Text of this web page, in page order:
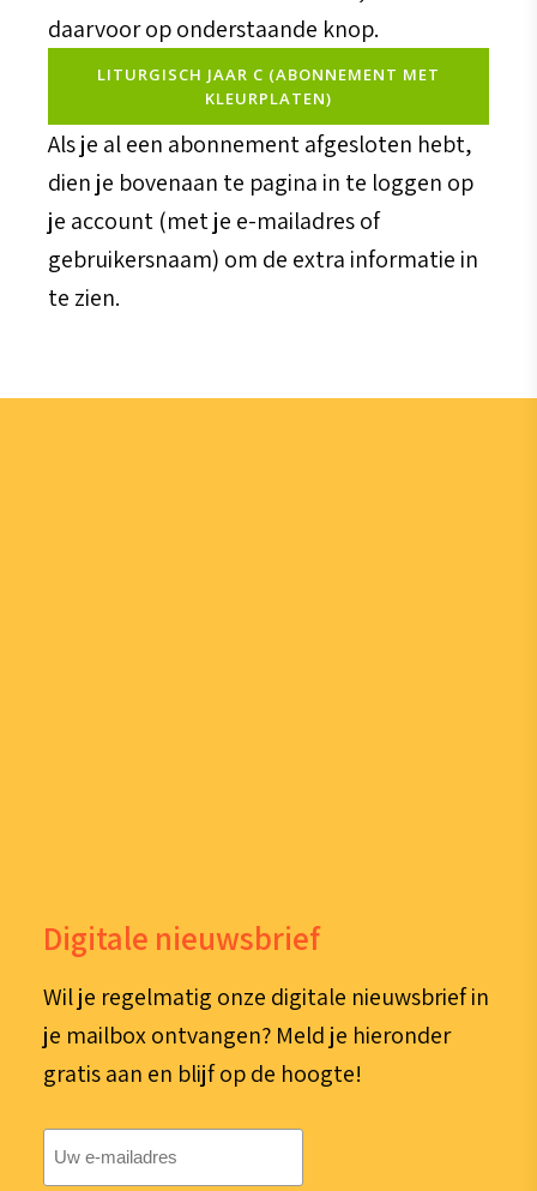
daarvoor op onderstaande knop.
LITURGISCH JAAR C (ABONNEMENT MET
KLEURPLATEN)
Als je al een abonnement afgesloten hebt,
dien je bovenaan te pagina in te loggen op
je account (met je e-mailadres of
gebruikersnaam) om de extra informatie in
te zien.
Digitale nieuwsbrief
Wil je regelmatig onze digitale nieuwsbrief in
je mailbox ontvangen? Meld je hieronder
gratis aan en blijf op de hoogte!
mailadres